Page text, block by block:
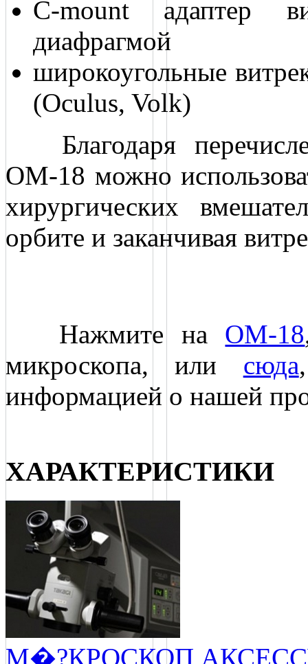
С-mount адаптер
диафрагмой
широкоугольные
(Oculus, Volk)
Благодаря
ОМ-18 можно
хирургических
орбите и заканчивая
Нажмите на ОМ-18
микроскопа, или сюда
информацией о нашей
ХАРАКТЕРИСТИКИ
М�?КРОСКОП